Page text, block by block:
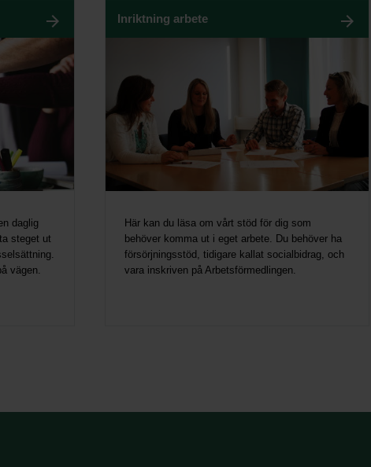
daglig
steget ut
vägen.
Inriktning arbete
Här kan du läsa om vårt stöd för dig som
behöver komma ut i eget arbete. Du behöver ha
försörjningsstöd, tidigare kallat socialbidrag, och
vara inskriven på Arbetsförmedlingen.